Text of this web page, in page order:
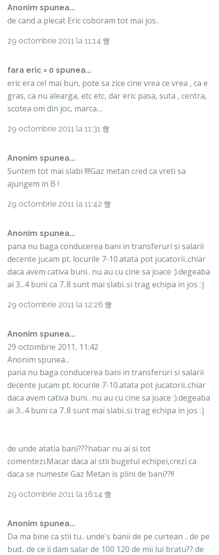
Anonim spunea...
de cand a plecat Eric coboram tot mai jos..
29 octombrie 2011 la 11:14
fara eric = 0 spunea...
eric era cel mai bun, pote sa zice cine vrea ce vrea , ca e
gras, ca nu alearga, etc etc, dar eric pasa, suta , centra,
scotea om din joc, marca....
29 octombrie 2011 la 11:31
Anonim spunea...
Suntem tot mai slabi !!!!Gaz metan cred ca vreti sa
ajungem in B !
29 octombrie 2011 la 11:42
Anonim spunea...
pana nu baga conducerea bani in transferuri si salarii
decente jucam pt. locurile 7-10.atata pot jucatorii..chiar
daca avem cativa buni.. nu au cu cine sa joace :).degeaba
ai 3...4 buni ca 7..8 sunt mai slabi..si trag echipa in jos :|
29 octombrie 2011 la 12:26
Anonim spunea...
29 octombrie 2011, 11:42
Anonim spunea...
pana nu baga conducerea bani in transferuri si salarii
decente jucam pt. locurile 7-10.atata pot jucatorii..chiar
daca avem cativa buni.. nu au cu cine sa joace :).degeaba
ai 3...4 buni ca 7..8 sunt mai slabi..si trag echipa in jos :|
de unde atatia bani???habar nu ai si tot
comentezi.Macar daca ai stii bugetul echipei,crezi ca
daca se numeste Gaz Metan is plini de bani??!!
29 octombrie 2011 la 16:14
Anonim spunea...
Da ma bine ca stii tu.. unde's banii de pe curtean .. de pe
bud.. de ce ii dam salar de 100 120 de mii lui bratu?? de